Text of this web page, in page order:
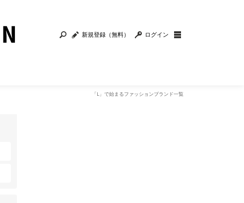
新規登録（無料） ログイン
「L」で始まるファッションブランド一覧